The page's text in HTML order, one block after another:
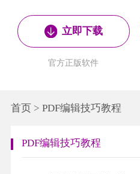
立即下载
官方正版软件
首页> PDF编辑技巧教程
PDF编辑技巧教程